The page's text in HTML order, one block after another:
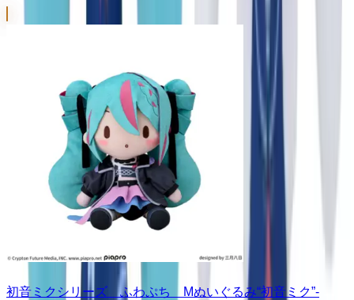
初音ミクシリーズ ふわぷち Mぬいぐるみ“初音ミク”-